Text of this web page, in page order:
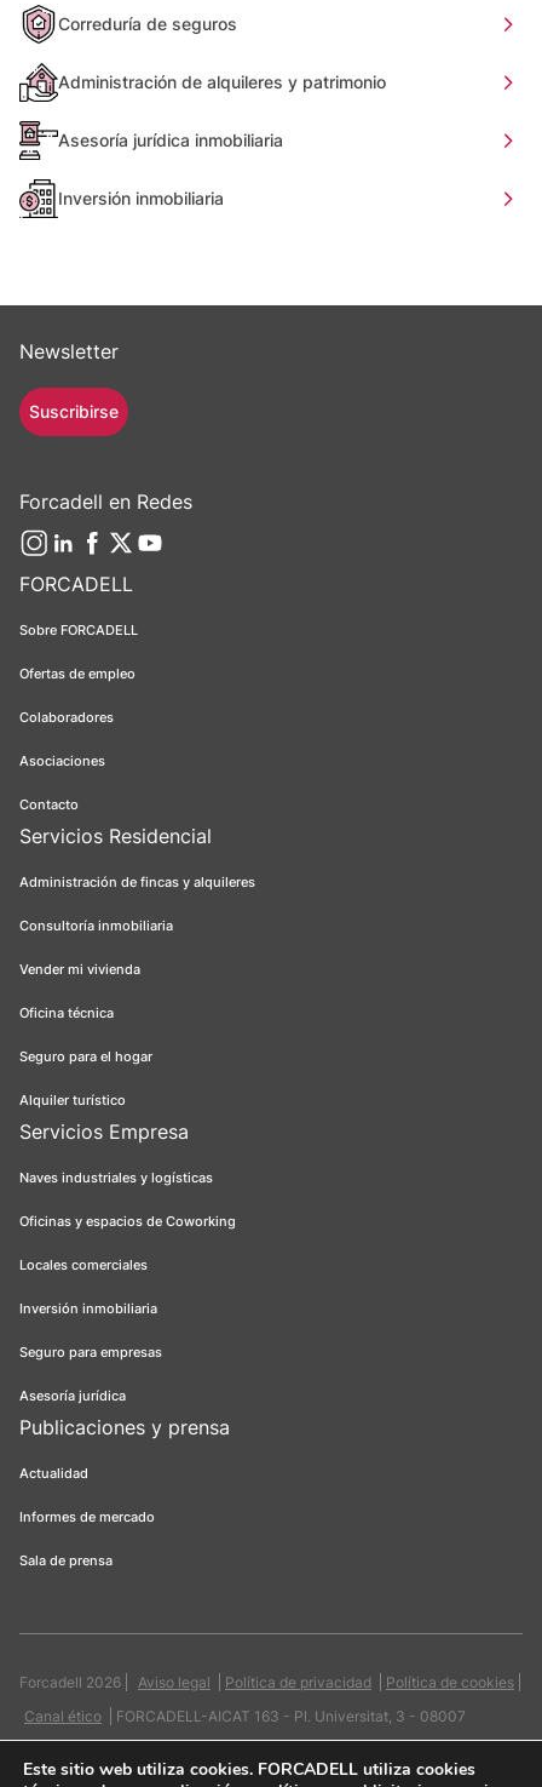
Correduría de seguros
Administración de alquileres y patrimonio
Asesoría jurídica inmobiliaria
Inversión inmobiliaria
FORCADELL
Sobre FORCADELL
Ofertas de empleo
Colaboradores
Asociaciones
Contacto
Servicios Residencial
Administración de fincas y alquileres
Consultoría inmobiliaria
Vender mi vivienda
Oficina técnica
Seguro para el hogar
Alquiler turístico
Servicios Empresa
Naves industriales y logísticas
Oficinas y espacios de Coworking
Locales comerciales
Inversión inmobiliaria
Seguro para empresas
Asesoría jurídica
Publicaciones y prensa
Actualidad
Informes de mercado
Sala de prensa
Newsletter
Suscribirse
Forcadell en Redes
Forcadell 2026 Aviso legal Política de privacidad
Política de cookies
Canal ético
FORCADELL-AICAT 163 - Pl. Universitat, 3 - 08007
Este sitio web utiliza cookies. FORCADELL utiliza cookies